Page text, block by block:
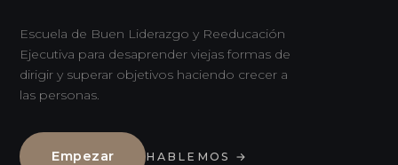
Escuela de Buen Liderazgo y Reeducación
Ejecutiva para desaprender viejas formas de
dirigir y superar objetivos haciendo crecer a
las personas.
Empezar HABLEMOS →